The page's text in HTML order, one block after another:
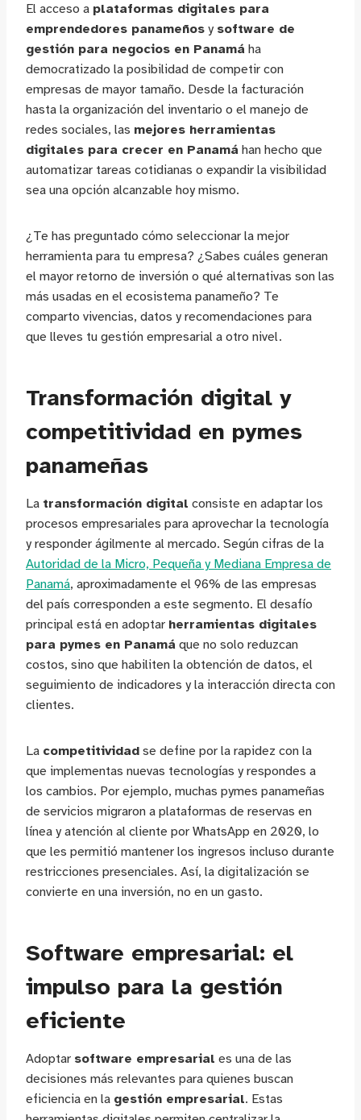
El acceso a plataformas digitales para
emprendedores panameños y software de
gestión para negocios en Panamá ha
democratizado la posibilidad de competir con
empresas de mayor tamaño. Desde la facturación
hasta la organización del inventario o el manejo de
redes sociales, las mejores herramientas
digitales para crecer en Panamá han hecho que
automatizar tareas cotidianas o expandir la visibilidad
sea una opción alcanzable hoy mismo.
¿Te has preguntado cómo seleccionar la mejor
herramienta para tu empresa? ¿Sabes cuáles generan
el mayor retorno de inversión o qué alternativas son las
más usadas en el ecosistema panameño? Te
comparto vivencias, datos y recomendaciones para
que lleves tu gestión empresarial a otro nivel.
Transformación digital y
competitividad en pymes
panameñas
La transformación digital consiste en adaptar los
procesos empresariales para aprovechar la tecnología
y responder ágilmente al mercado. Según cifras de la
Autoridad de la Micro, Pequeña y Mediana Empresa de
Panamá, aproximadamente el 96% de las empresas
del país corresponden a este segmento. El desafío
principal está en adoptar herramientas digitales
para pymes en Panamá que no solo reduzcan
costos, sino que habiliten la obtención de datos, el
seguimiento de indicadores y la interacción directa con
clientes.
La competitividad se define por la rapidez con la
que implementas nuevas tecnologías y respondes a
los cambios. Por ejemplo, muchas pymes panameñas
de servicios migraron a plataformas de reservas en
línea y atención al cliente por WhatsApp en 2020, lo
que les permitió mantener los ingresos incluso durante
restricciones presenciales. Así, la digitalización se
convierte en una inversión, no en un gasto.
Software empresarial: el
impulso para la gestión
eficiente
Adoptar software empresarial es una de las
decisiones más relevantes para quienes buscan
eficiencia en la gestión empresarial. Estas